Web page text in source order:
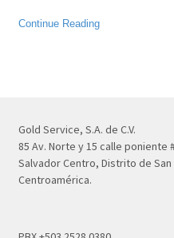
Continue Reading
Gold Service, S.A. de C.V.
85 Av. Norte y 15 calle poniente
Salvador Centro, Distrito de San
Centroamérica.